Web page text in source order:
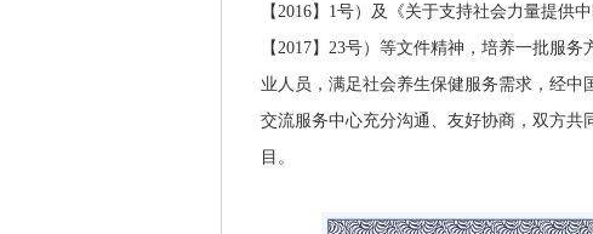
【2016】1号）及《关于支持社会力量提供
【2017】23号）等文件精神，培养一批服
业人员，满足社会养生保健服务需求，经
交流服务中心充分沟通、友好协商，双方共
目。